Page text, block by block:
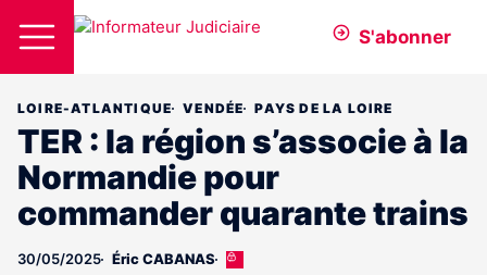
S'abonner
LOIRE-ATLANTIQUE VENDÉE PAYS DE LA LOIRE
TER : la région s’associe à la
Normandie pour
commander quarante trains
30/05/2025 Éric CABANAS
Cet